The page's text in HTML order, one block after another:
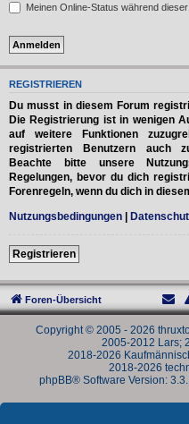
Meinen Online-Status während
REGISTRIEREN
Du musst in diesem Forum
Die Registrierung ist in wenigen
auf weitere Funktionen
registrierten Benutzern auch
Beachte bitte unsere
Regelungen, bevor du dich
Forenregeln, wenn du dich in
Nutzungsbedingungen |
Registrieren
Foren-Übersicht
Copyright © 2005 - 2026
2005-2012 Lars;
2018-2026
2018-2026
phpBB® Software Version: